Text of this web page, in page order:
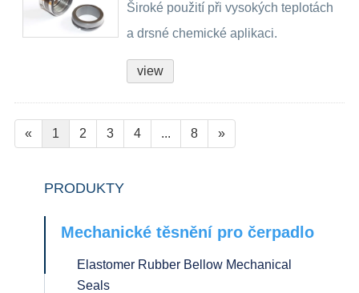
Široké použití při vysokých teplotách
a drsné chemické aplikaci.
view
« 1 2 3 4 ... 8 »
PRODUKTY
Mechanické těsnění pro čerpadlo
Elastomer Rubber Bellow Mechanical
Seals